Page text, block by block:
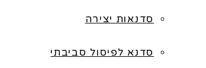
סדנאות יצירה
סדנא לפיסול סביבתי